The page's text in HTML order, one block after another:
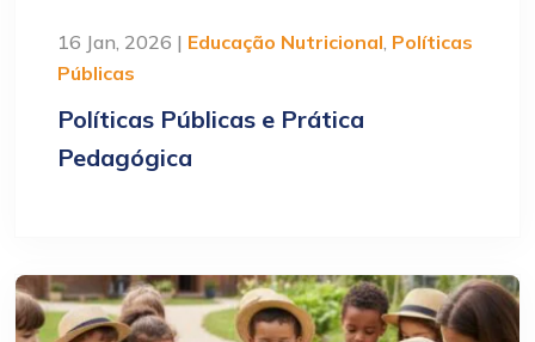
16 Jan, 2026 | Educação Nutricional Políticas
Públicas
Políticas Públicas e Prática
Pedagógica